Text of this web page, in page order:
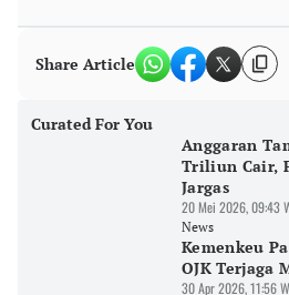
Share Article
Curated For You
Anggaran
Triliun Cair,
Jargas
20 Mei 2026, 09:43
News
Kemenkeu
OJK Terjaga
30 Apr 2026, 11:56